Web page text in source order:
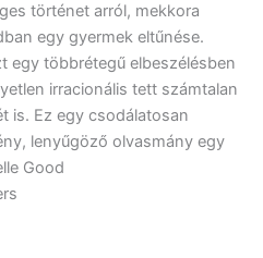
történet arról, mekkora
egy gyermek eltűnése.
egy többrétegű elbeszélésben
irracionális tett számtalan
is. Ez egy csodálatosan
lenyűgöző olvasmány egy
Good